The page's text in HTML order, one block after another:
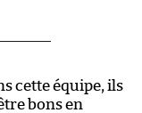
cette équipe, ils
bons en